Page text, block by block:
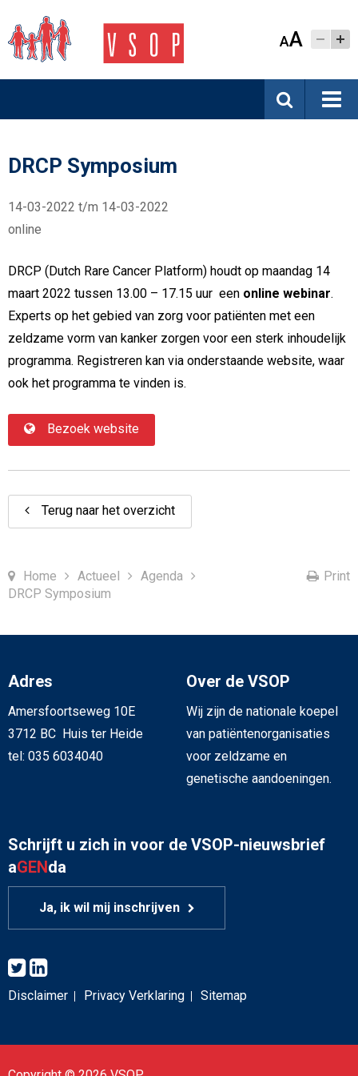
AA
DRCP Symposium
14-03-2022 t/m 14-03-2022
online
DRCP (Dutch Rare Cancer Platform) houdt op maandag 14
maart 2022 tussen 13.00 – 17.15 uur een online webinar.
Experts op het gebied van zorg voor patiënten met een
zeldzame vorm van kanker zorgen voor een sterk inhoudelijk
programma. Registreren kan via onderstaande website, waar
ook het programma te vinden is.
Bezoek website
Terug naar het overzicht
Home Actueel
Agenda
DRCP Symposium
Print
Adres
Amersfoortseweg 10E
3712 BC Huis ter Heide
tel: 035 6034040
Over de VSOP
Wij zijn de nationale koepel
van patiëntenorganisaties
voor zeldzame en
genetische aandoeningen.
Schrijft u zich in voor de VSOP-nieuwsbrief
aGENda
Ja, ik wil mij inschrijven
Disclaimer Privacy Verklaring Sitemap